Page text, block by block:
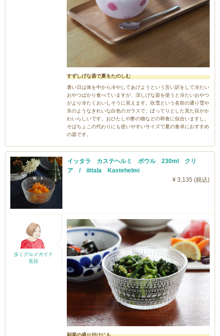
すずしげな器で夏をたのしむ
暑い日は体を中から冷やしてあげようという言い訳をして冷たい
おやつばかり食べていますが、涼しげな器を使うと冷たいおやつ
がより冷たくおいしそうに見えます。吹雪という名前の通り雪や
氷のようなきれいな白色のガラスで、ぽってりとした見た目がか
わいらしいです。おひたしや酢の物などの和食に似合いますし、
そばちょこの代わりにも使いやすいサイズで夏の食卓におすすめ
の器です。
イッタラ カステヘルミ ボウル 230ml クリ
ア / iittala Kastehelmi
¥ 3,135 (税込)
歩くグルメガイド
見目
副菜の盛り付けにも